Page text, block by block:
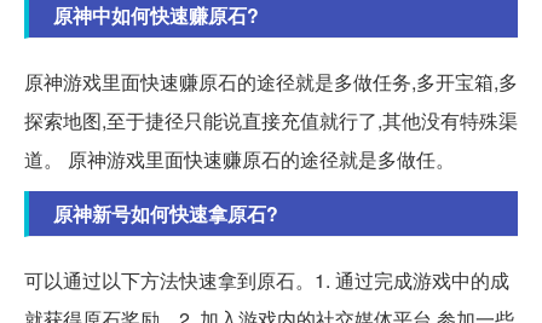
原神中如何快速赚原石?
原神游戏里面快速赚原石的途径就是多做任务,多开宝箱,多
探索地图,至于捷径只能说直接充值就行了,其他没有特殊渠
道。 原神游戏里面快速赚原石的途径就是多做任。
原神新号如何快速拿原石?
可以通过以下方法快速拿到原石。1. 通过完成游戏中的成